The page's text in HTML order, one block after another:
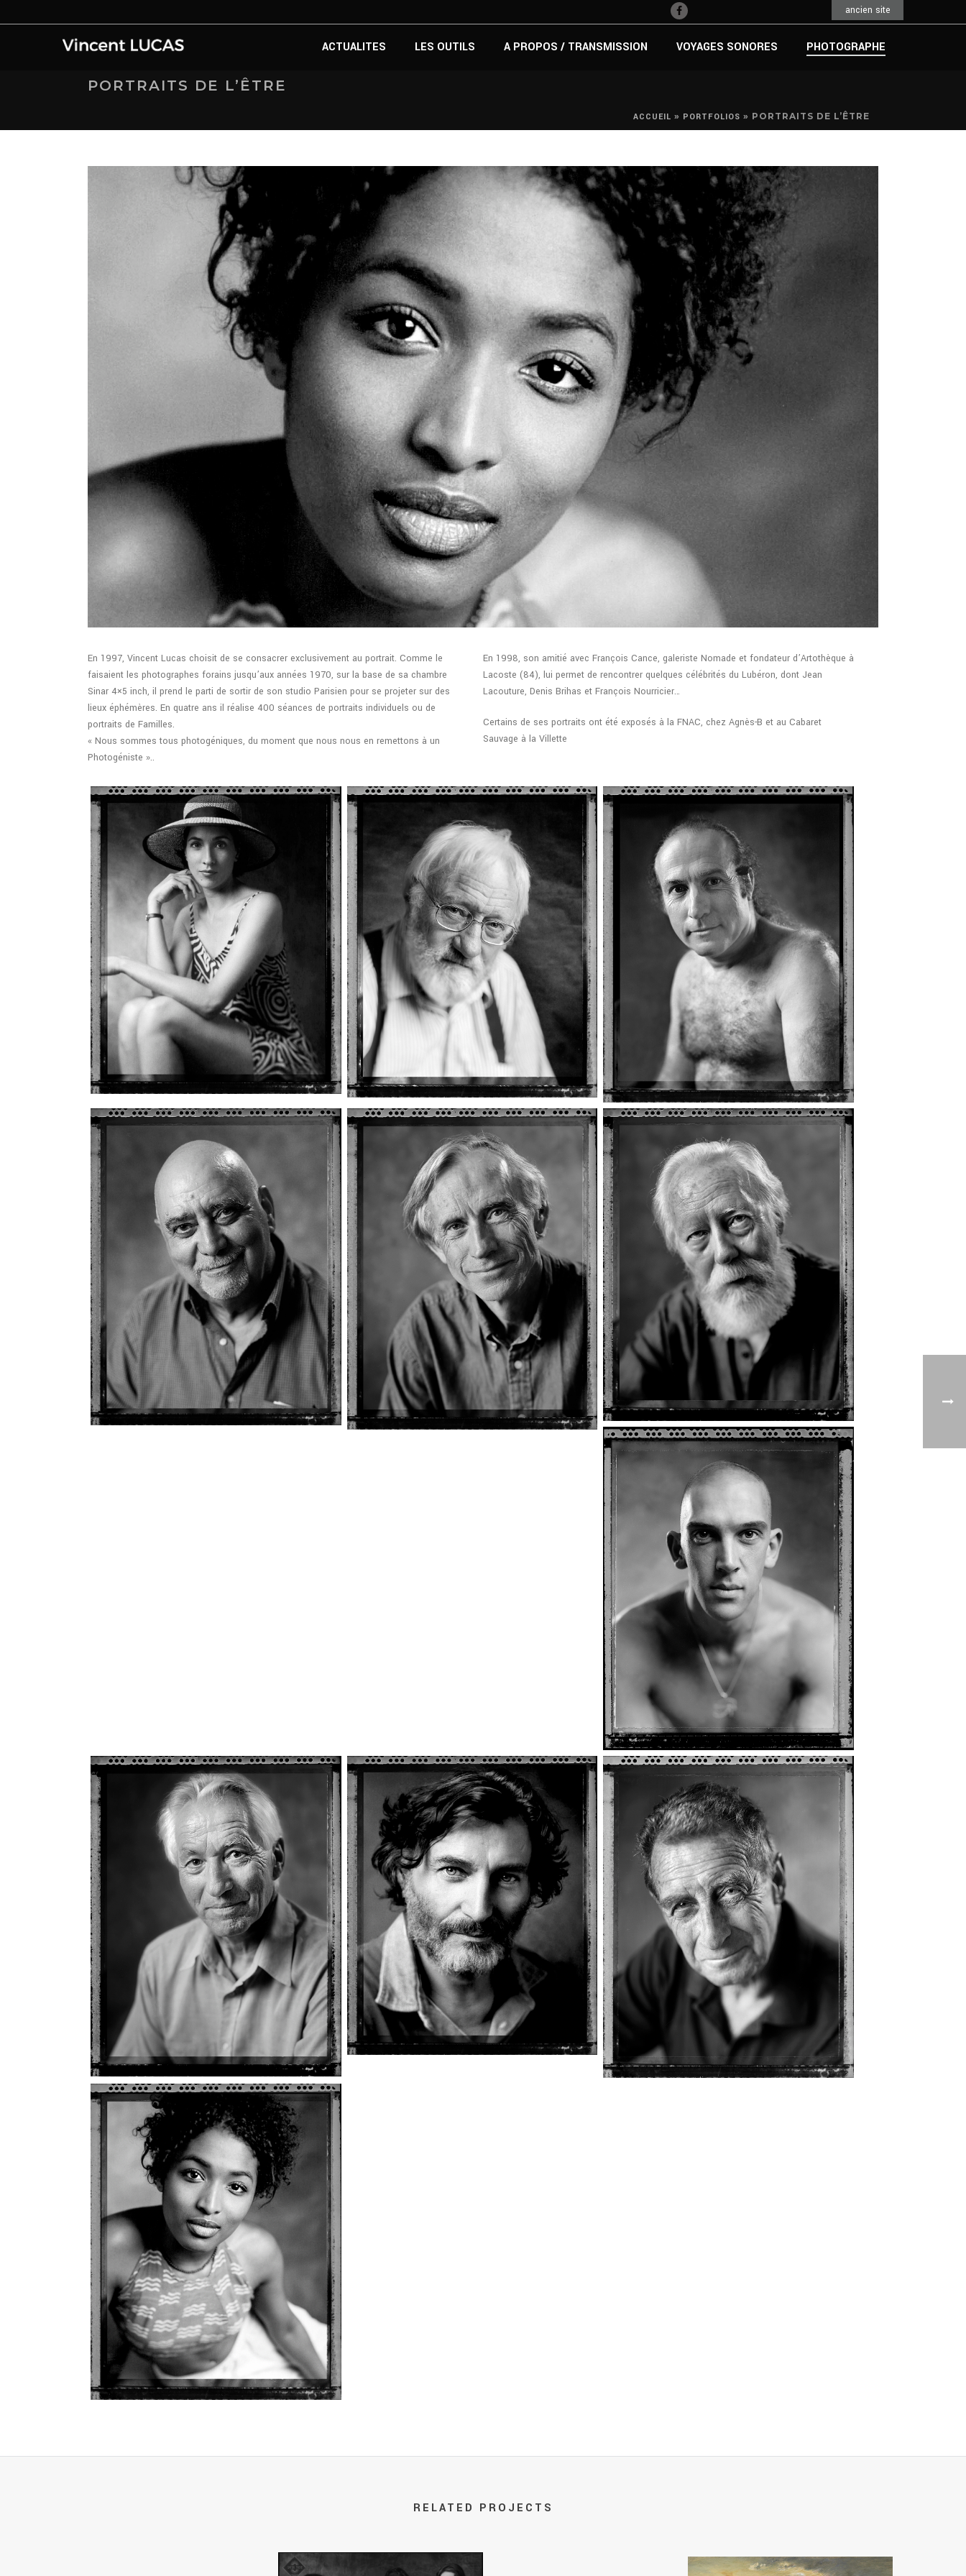
ancien site
ACTUALITES LES OUTILS A PROPOS / TRANSMISSION VOYAGES SONORES PHOTOGRAPHE
PORTRAITS DE L’ÊTRE
ACCUEIL » PORTFOLIOS » PORTRAITS DE L’ÊTRE
En 1997, Vincent Lucas choisit de se consacrer exclusivement au portrait. Comme le
faisaient les photographes forains jusqu’aux années 1970, sur la base de sa chambre
Sinar 4×5 inch, il prend le parti de sortir de son studio Parisien pour se projeter sur des
lieux éphémères. En quatre ans il réalise 400 séances de portraits individuels ou de
portraits de Familles.
« Nous sommes tous photogéniques, du moment que nous nous en remettons à un
Photogéniste »..
En 1998, son amitié avec François Cance, galeriste Nomade et fondateur d’Artothèque à
Lacoste (84), lui permet de rencontrer quelques célébrités du Lubéron, dont Jean
Lacouture, Denis Brihas et François Nourricier…
Certains de ses portraits ont été exposés à la FNAC, chez Agnès-B et au Cabaret
Sauvage à la Villette
RELATED PROJECTS